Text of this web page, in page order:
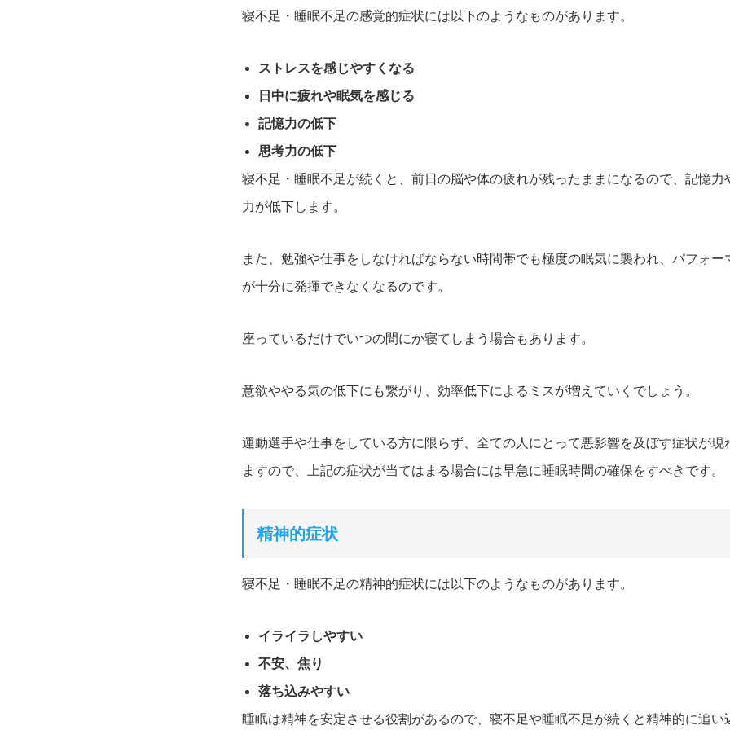
寝不足・睡眠不足の感覚的症状には以下のようなものがあります。
ストレスを感じやすくなる
日中に疲れや眠気を感じる
記憶力の低下
思考力の低下
寝不足・睡眠不足が続くと、前日の脳や体の疲れが残ったままになるので、記憶力
力が低下します。
また、勉強や仕事をしなければならない時間帯でも極度の眠気に襲われ、パフォー
が十分に発揮できなくなるのです。
座っているだけでいつの間にか寝てしまう場合もあります。
意欲ややる気の低下にも繋がり、効率低下によるミスが増えていくでしょう。
運動選手や仕事をしている方に限らず、全ての人にとって悪影響を及ぼす症状が現
ますので、上記の症状が当てはまる場合には早急に睡眠時間の確保をすべきです。
精神的症状
寝不足・睡眠不足の精神的症状には以下のようなものがあります。
イライラしやすい
不安、焦り
落ち込みやすい
睡眠は精神を安定させる役割があるので、寝不足や睡眠不足が続くと精神的に追い